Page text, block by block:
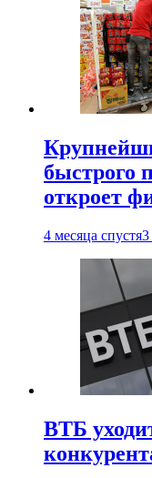
быстрого
откроет
4 месяца спустя3
ВТБ